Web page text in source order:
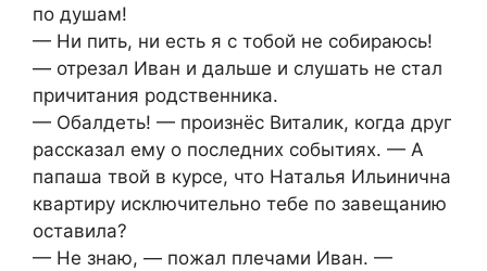
по душам!
— Ни пить, ни есть я с тобой не собираюсь!
— отрезал Иван и дальше и слушать не стал
причитания родственника.
— Обалдеть! — произнёс Виталик, когда друг
рассказал ему о последних событиях. — А
папаша твой в курсе, что Наталья Ильинична
квартиру исключительно тебе по завещанию
оставила?
— Не знаю, — пожал плечами Иван. —